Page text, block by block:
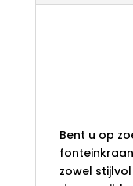
Bent u op
zowel